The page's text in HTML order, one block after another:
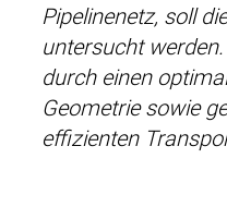
Pipelinenetz, soll
untersucht
durch einen
Geometrie sowie
effizienten